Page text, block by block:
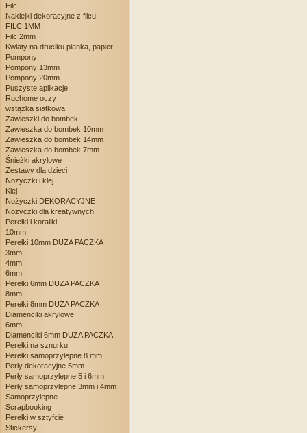
Filc
Naklejki dekoracyjne z filcu
FILC 1MM
Filc 2mm
Kwiaty na druciku pianka, papier
Pompony
Pompony 13mm
Pompony 20mm
Puszyste aplikacje
Ruchome oczy
wstążka siatkowa
Zawieszki do bombek
Zawieszka do bombek 10mm
Zawieszka do bombek 14mm
Zawieszka do bombek 7mm
Śnieżki akrylowe
Zestawy dla dzieci
Nożyczki i klej
Klej
Nożyczki DEKORACYJNE
Nożyczki dla kreatywnych
Perełki i koraliki
10mm
Perełki 10mm DUŻA PACZKA
3mm
4mm
6mm
Perełki 6mm DUŻA PACZKA
8mm
Perełki 8mm DUŻA PACZKA
Diamenciki akrylowe
6mm
Diamenciki 6mm DUŻA PACZKA
Perełki na sznurku
Perełki samoprzylepne 8 mm
Perły dekoracyjne 5mm
Perły samoprzylepne 5 i 6mm
Perły samoprzylepne 3mm i 4mm
Samoprzylepne
Scrapbooking
Perełki w sztyfcie
Stickersy